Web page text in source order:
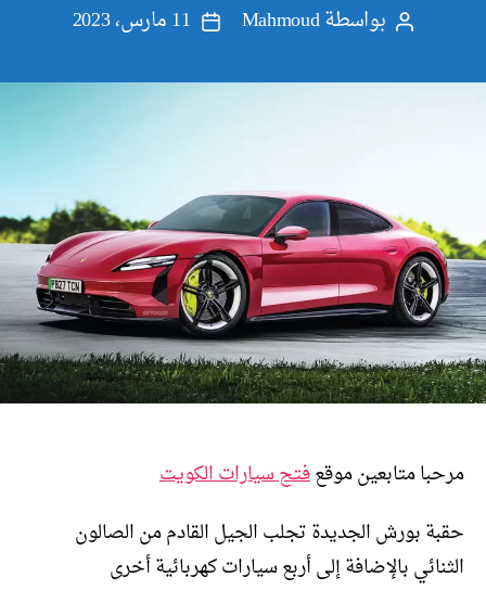
كاتببواسطةMahmoud
تاريخ
11 مارس، 2023
مرحبا متابعين موقعفتح سيارات الكويت
حقبة بورش الجديدة تجلب الجيل القادم من الصالون
الثنائي بالإضافة إلى أربع سيارات كهربائية أخرى